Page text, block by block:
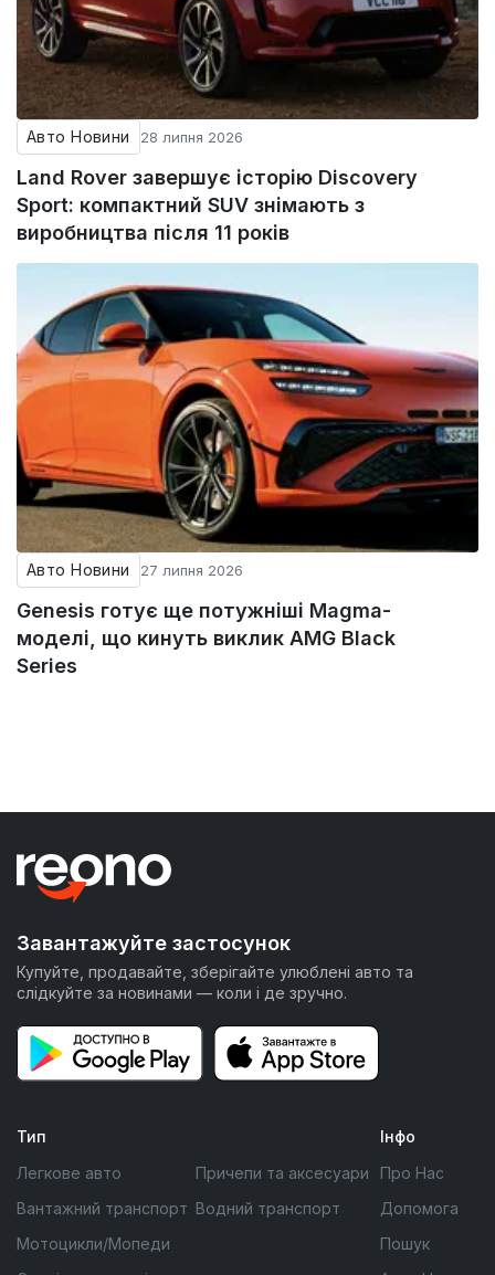
Авто Новини 28 липня 2026
Land Rover завершує історію Discovery
Sport: компактний SUV знімають з
виробництва після 11 років
Авто Новини 27 липня 2026
Genesis готує ще потужніші Magma-
моделі, що кинуть виклик AMG Black
Series
Завантажуйте застосунок
Купуйте, продавайте, зберігайте улюблені авто та
слідкуйте за новинами — коли і де зручно.
Тип
Легкове авто
Вантажний транспорт
Мотоцикли/Мопеди
Причепи та аксесуари
Водний транспорт
Інфо
Про Нас
Допомога
Пошук